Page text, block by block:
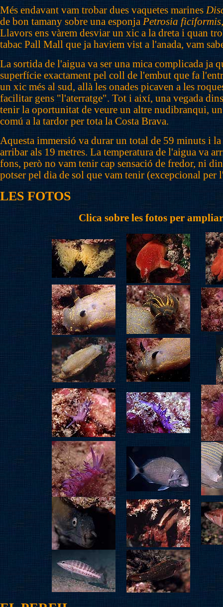
Més endavant vam trobar dues vaquetes marines
de bon tamany sobre una esponjaPetrosia ficiformis
Llavors ens vàrem desviar un xic a la dreta i quan
tabac Pall Mall que ja haviem vist a l'anada, vam
La sortida de l'aigua va ser una mica complicada ja
superfície exactament pel coll de l'embut que fa
un xic més al sud, allà les onades picaven a les
facilitar gens "l'aterratge". Tot i així, una vegada
tenir la oportunitat de veure un altre nudibranqui,
comú a la tardor per tota la Costa Brava.
Aquesta immersió va durar un total de 59 minuts i
arribar als 19 metres. La temperatura de l'aigua va
fons, però no vam tenir cap sensació de fredor, ni
potser pel dia de sol que vam tenir (excepcional per
LES FOTOS
Clica sobre les fotos per